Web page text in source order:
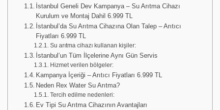
İstanbul Geneli Dev Kampanya – Su Arıtma Cihazı
Kurulum ve Montaj Dahil 6.999 TL
İstanbul’da Su Arıtma Cihazına Olan Talep – Arıtıcı
Fiyatları 6.999 TL
Su arıtma cihazı kullanan kişiler:
İstanbul’un Tüm İlçelerine Aynı Gün Servis
Hizmet verilen bölgeler:
Kampanya İçeriği – Arıtıcı Fiyatları 6.999 TL
Neden Rex Water Su Arıtma?
Tercih edilme nedenleri:
Ev Tipi Su Arıtma Cihazının Avantajları